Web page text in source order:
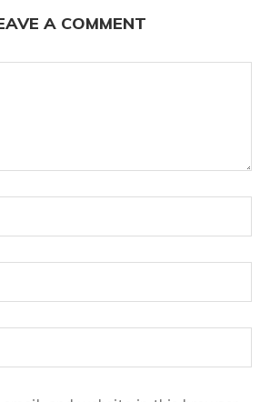
A COMMENT